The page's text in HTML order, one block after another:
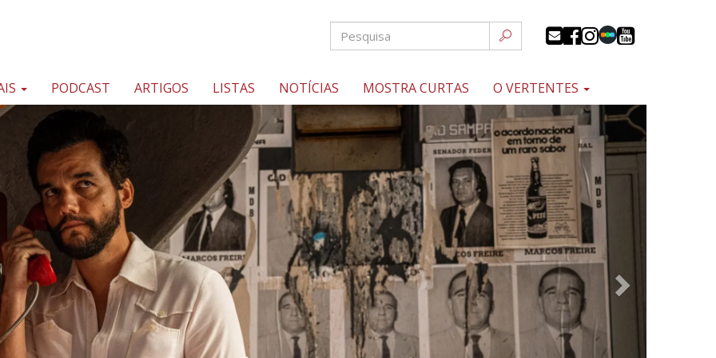
PODCAST ARTIGOS LISTAS NOTÍCIAS MOSTRA CURTAS O VERTENTES
Próximo